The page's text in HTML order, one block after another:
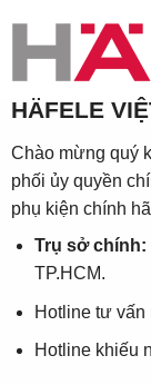
HÄFELE
Chào mừng quý
phối ủy quyền
phụ kiện chính
Trụ sở chính:
TP.HCM.
Hotline tư vấn
Hotline khiếu